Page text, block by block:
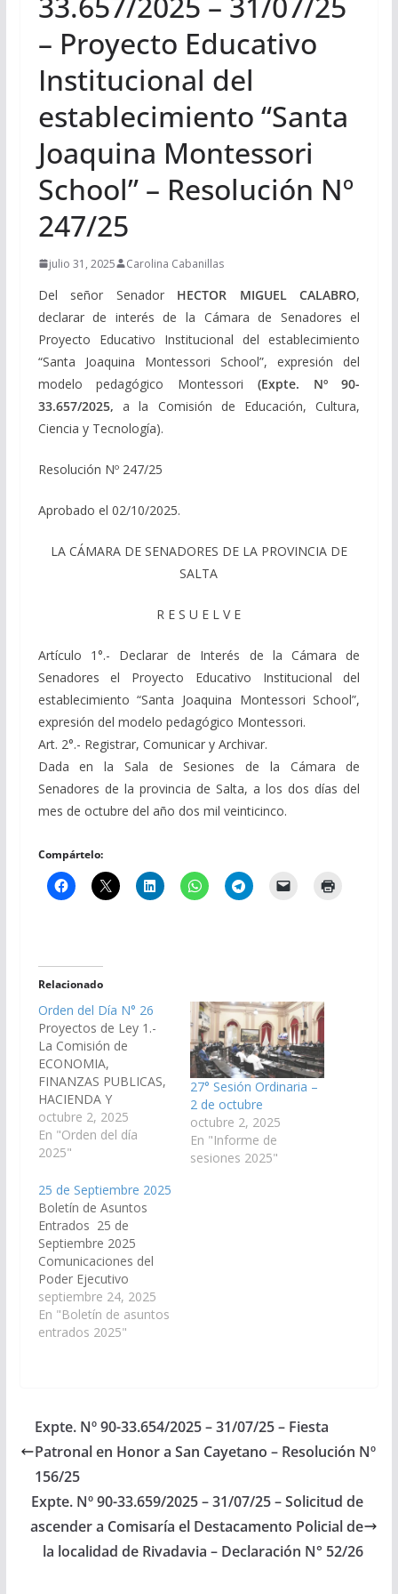
– Proyecto Educativo
Institucional del
establecimiento “Santa
Joaquina Montessori
School” – Resolución Nº
247/25
julio 31, 2025 Carolina Cabanillas
Del señor Senador HECTOR MIGUEL CALABRO,
declarar de interés de la Cámara de Senadores el
Proyecto Educativo Institucional del establecimiento
“Santa Joaquina Montessori School”, expresión del
modelo pedagógico Montessori (Expte. Nº 90-
33.657/2025, a la Comisión de Educación, Cultura,
Ciencia y Tecnología).
Resolución Nº 247/25
Aprobado el 02/10/2025.
LA CÁMARA DE SENADORES DE LA PROVINCIA DE
SALTA
R E S U E L V E
Artículo 1°.- Declarar de Interés de la Cámara de
Senadores el Proyecto Educativo Institucional del
establecimiento “Santa Joaquina Montessori School”,
expresión del modelo pedagógico Montessori.
Art. 2°.- Registrar, Comunicar y Archivar.
Dada en la Sala de Sesiones de la Cámara de
Senadores de la provincia de Salta, a los dos días del
mes de octubre del año dos mil veinticinco.
Compártelo:
Relacionado
Orden del Día N° 26
Proyectos de Ley 1.-
La Comisión de
ECONOMIA,
FINANZAS PUBLICAS,
HACIENDA Y
PRESUPUESTO, ha
considerado el
Proyecto de Ley en
autoriza al Poder
Ejecutivo Provincial a
acceder a un
financiamiento con el
Fondo Financiera para
el Desarrollo de la
Cuenca del Plata
(FONPLATA), y por…
octubre 2, 2025
En "Orden del día
2025"
27° Sesión Ordinaria –
2 de octubre
octubre 2, 2025
En "Informe de
sesiones 2025"
25 de Septiembre 2025
Boletín de Asuntos
Entrados 25 de
Septiembre 2025
Comunicaciones del
Poder Ejecutivo
Solicitud de Acuerdo
para la designación del
Dr. Ricardo Carmelo
de Procesos Ejecutivos
de Segunda
Nominación del
Distrito Judicial del
Centro. (Expte. Nº…
septiembre 24, 2025
En "Boletín de asuntos
entrados 2025"
Expte. Nº 90-33.654/2025 – 31/07/25 – Fiesta
Patronal en Honor a San Cayetano – Resolución Nº
156/25
Expte. Nº 90-33.659/2025 – 31/07/25 – Solicitud de
ascender a Comisaría el Destacamento Policial de
la localidad de Rivadavia – Declaración N° 52/26